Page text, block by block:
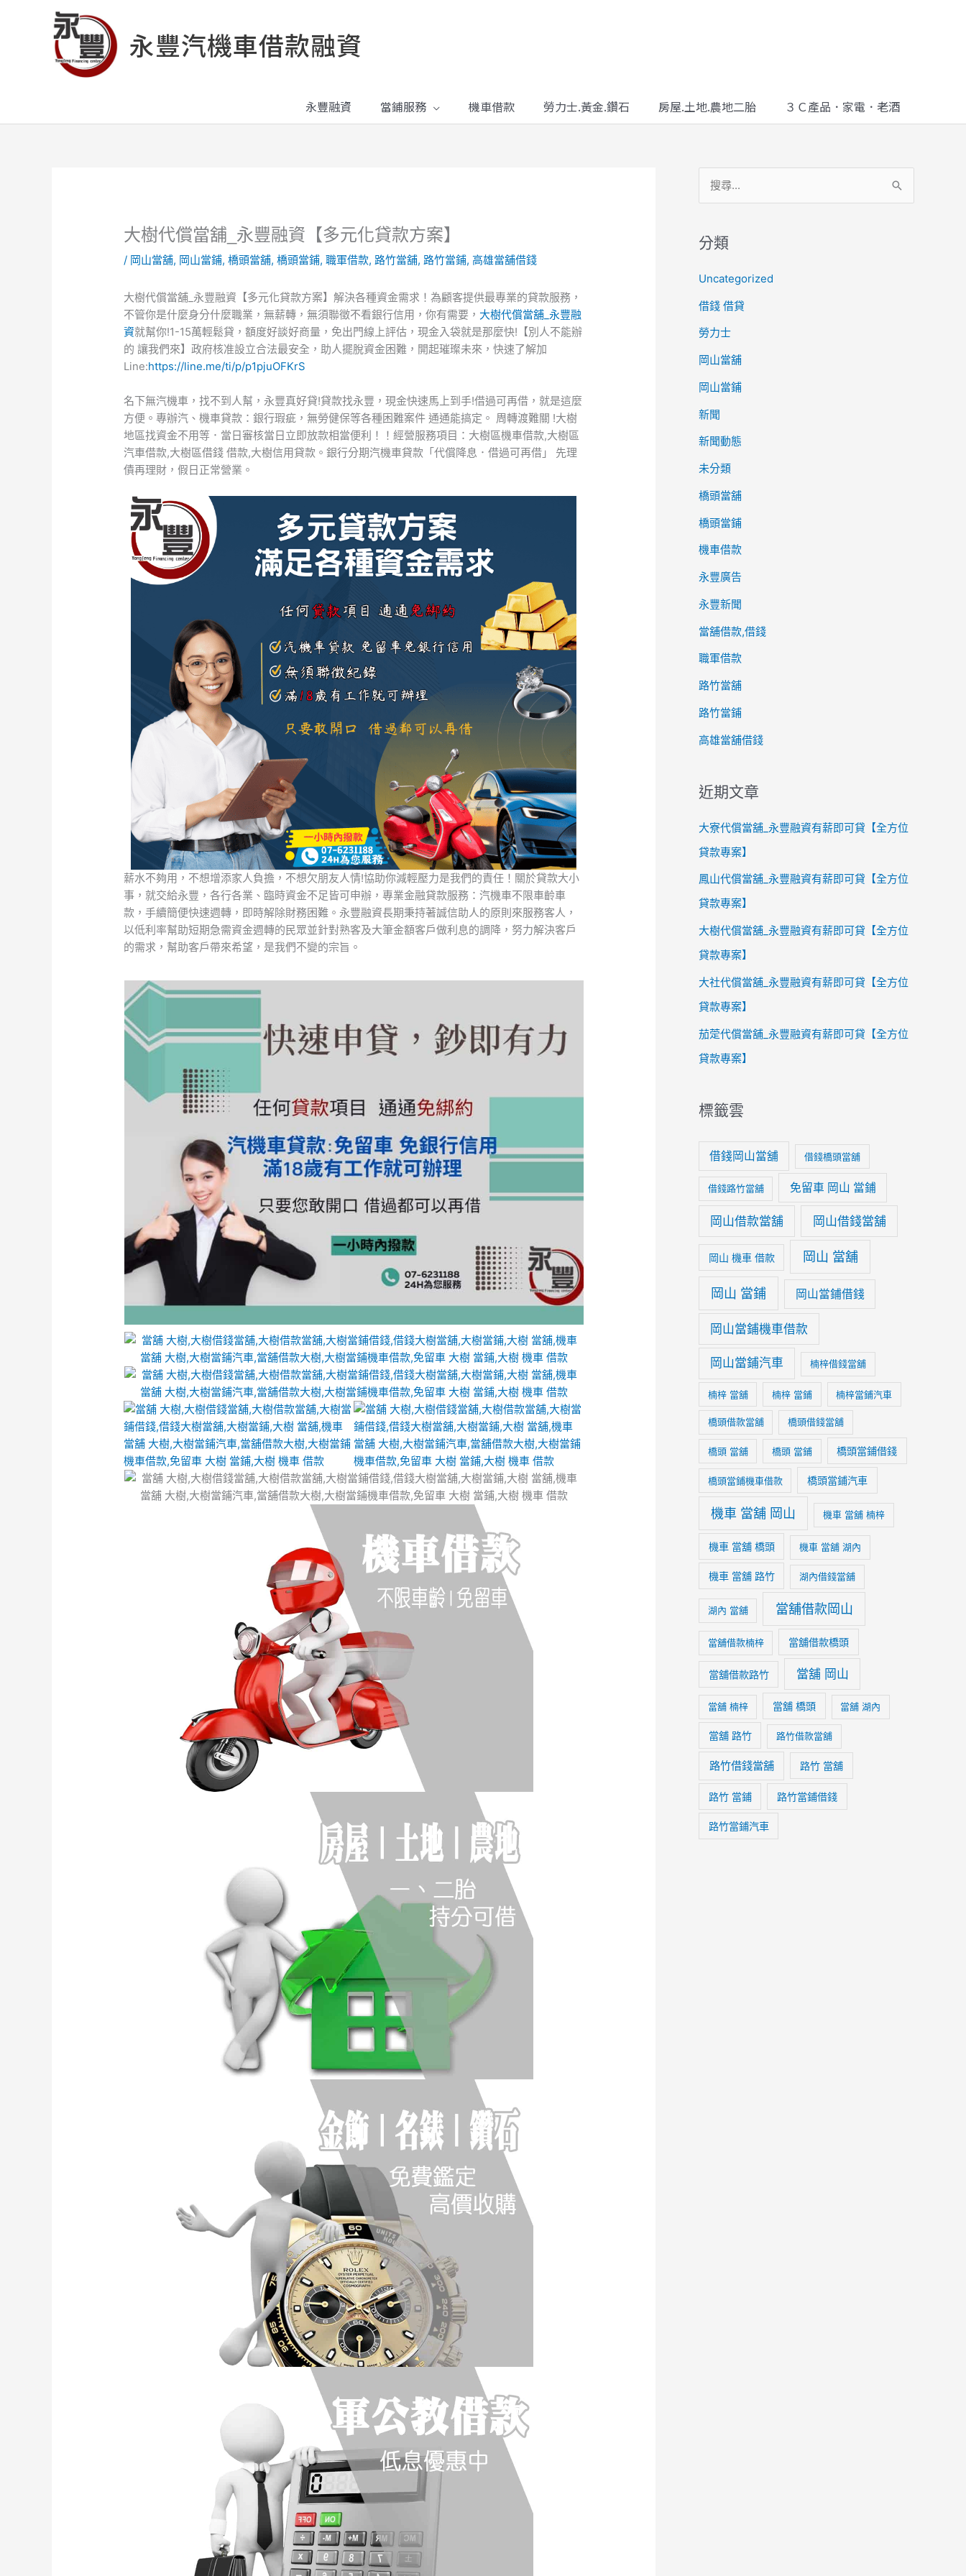
永豐汽機車借款融資
永豐融資 當鋪服務 機車借款 勞力士.黃金.鑽石 房屋.土地.農地二胎 ３Ｃ產品．家電．老酒
大樹代償當舖_永豐融資【多元化貸款方案】
/ 岡山當舖, 岡山當鋪,橋頭當舖,橋頭當鋪,職軍借款, 路竹當舖, 路竹當鋪,高雄當舖借錢
大樹代償當舖_永豐融資【多元化貸款方案】解決各種資金需求！為顧客提供最專業的貸款服務，
不管你是什麼身分什麼職業，無薪轉，無須聯徵不看銀行信用，你有需要， 大樹代償當舖_永豐融
資就幫你!1-15萬輕鬆貸，額度好談好商量，免出門線上評估，現金入袋就是那麼快!【別人不能辦
的 讓我們來】政府核准設立合法最安全，助人擺脫資金困難，開起璀璨未來，快速了解加
Line:https://line.me/ti/p/p1pjuOFKrS
名下無汽機車，找不到人幫，永豐真好貸!貸款找永豐，現金快速馬上到手!借過可再借，就是這麼
方便。專辦汽、機車貸款：銀行瑕疵，無勞健保等各種困難案件 通通能搞定。 周轉渡難關 !大樹
地區找資金不用等．當日審核當日立即放款相當便利！！經營服務項目：大樹區機車借款,大樹區
汽車借款,大樹區借錢 借款,大樹信用貸款。銀行分期汽機車貸款「代償降息．借過可再借」 先理
債再理財，假日正常營業。
薪水不夠用，不想增添家人負擔，不想欠朋友人情!協助你減輕壓力是我們的責任！關於貸款大小
事，就交給永豐，各行各業、臨時資金不足皆可申辦，專業金融貸款服務：汽機車不限車齡車
款，手續簡便快速週轉，即時解除財務困難。永豐融資長期秉持著誠信助人的原則來服務客人，
以低利率幫助短期急需資金週轉的民眾並針對熟客及大筆金額客戶做利息的調降，努力解決客戶
的需求，幫助客戶帶來希望，是我們不變的宗旨。
關
字
:
分類
Uncategorized
借錢 借貸
勞力士
岡山當舖
岡山當鋪
新聞
新聞動態
未分類
橋頭當舖
橋頭當鋪
機車借款
永豐廣告
永豐新聞
當舖借款,借錢
職軍借款
路竹當舖
路竹當鋪
高雄當舖借錢
近期文章
大寮代償當舖_永豐融資有薪即可貸【全方位
貸款專案】
鳳山代償當舖_永豐融資有薪即可貸【全方位
貸款專案】
大樹代償當舖_永豐融資有薪即可貸【全方位
貸款專案】
大社代償當舖_永豐融資有薪即可貸【全方位
貸款專案】
茄萣代償當舖_永豐融資有薪即可貸【全方位
貸款專案】
標籤雲
借錢岡山當舖 借錢橋頭當舖
借錢路竹當舖 免留車 岡山 當鋪
岡山借款當舖 岡山借錢當舖
岡山 機車 借款 岡山 當舖
岡山 當鋪 岡山當鋪借錢
岡山當鋪機車借款
岡山當鋪汽車 楠梓借錢當舖
楠梓 當舖 楠梓 當鋪 楠梓當鋪汽車
橋頭借款當舖 橋頭借錢當舖
橋頭 當舖 橋頭 當鋪 橋頭當鋪借錢
橋頭當鋪機車借款 橋頭當鋪汽車
機車 當舖 岡山 機車 當舖 楠梓
機車 當舖 橋頭 機車 當舖 湖內
機車 當舖 路竹 湖內借錢當舖
湖內 當舖 當舖借款岡山
當舖借款楠梓 當舖借款橋頭
當舖借款路竹 當舖 岡山
當舖 楠梓 當舖 橋頭 當舖 湖內
當舖 路竹 路竹借款當舖
路竹借錢當舖 路竹 當舖
路竹 當鋪 路竹當鋪借錢
路竹當鋪汽車